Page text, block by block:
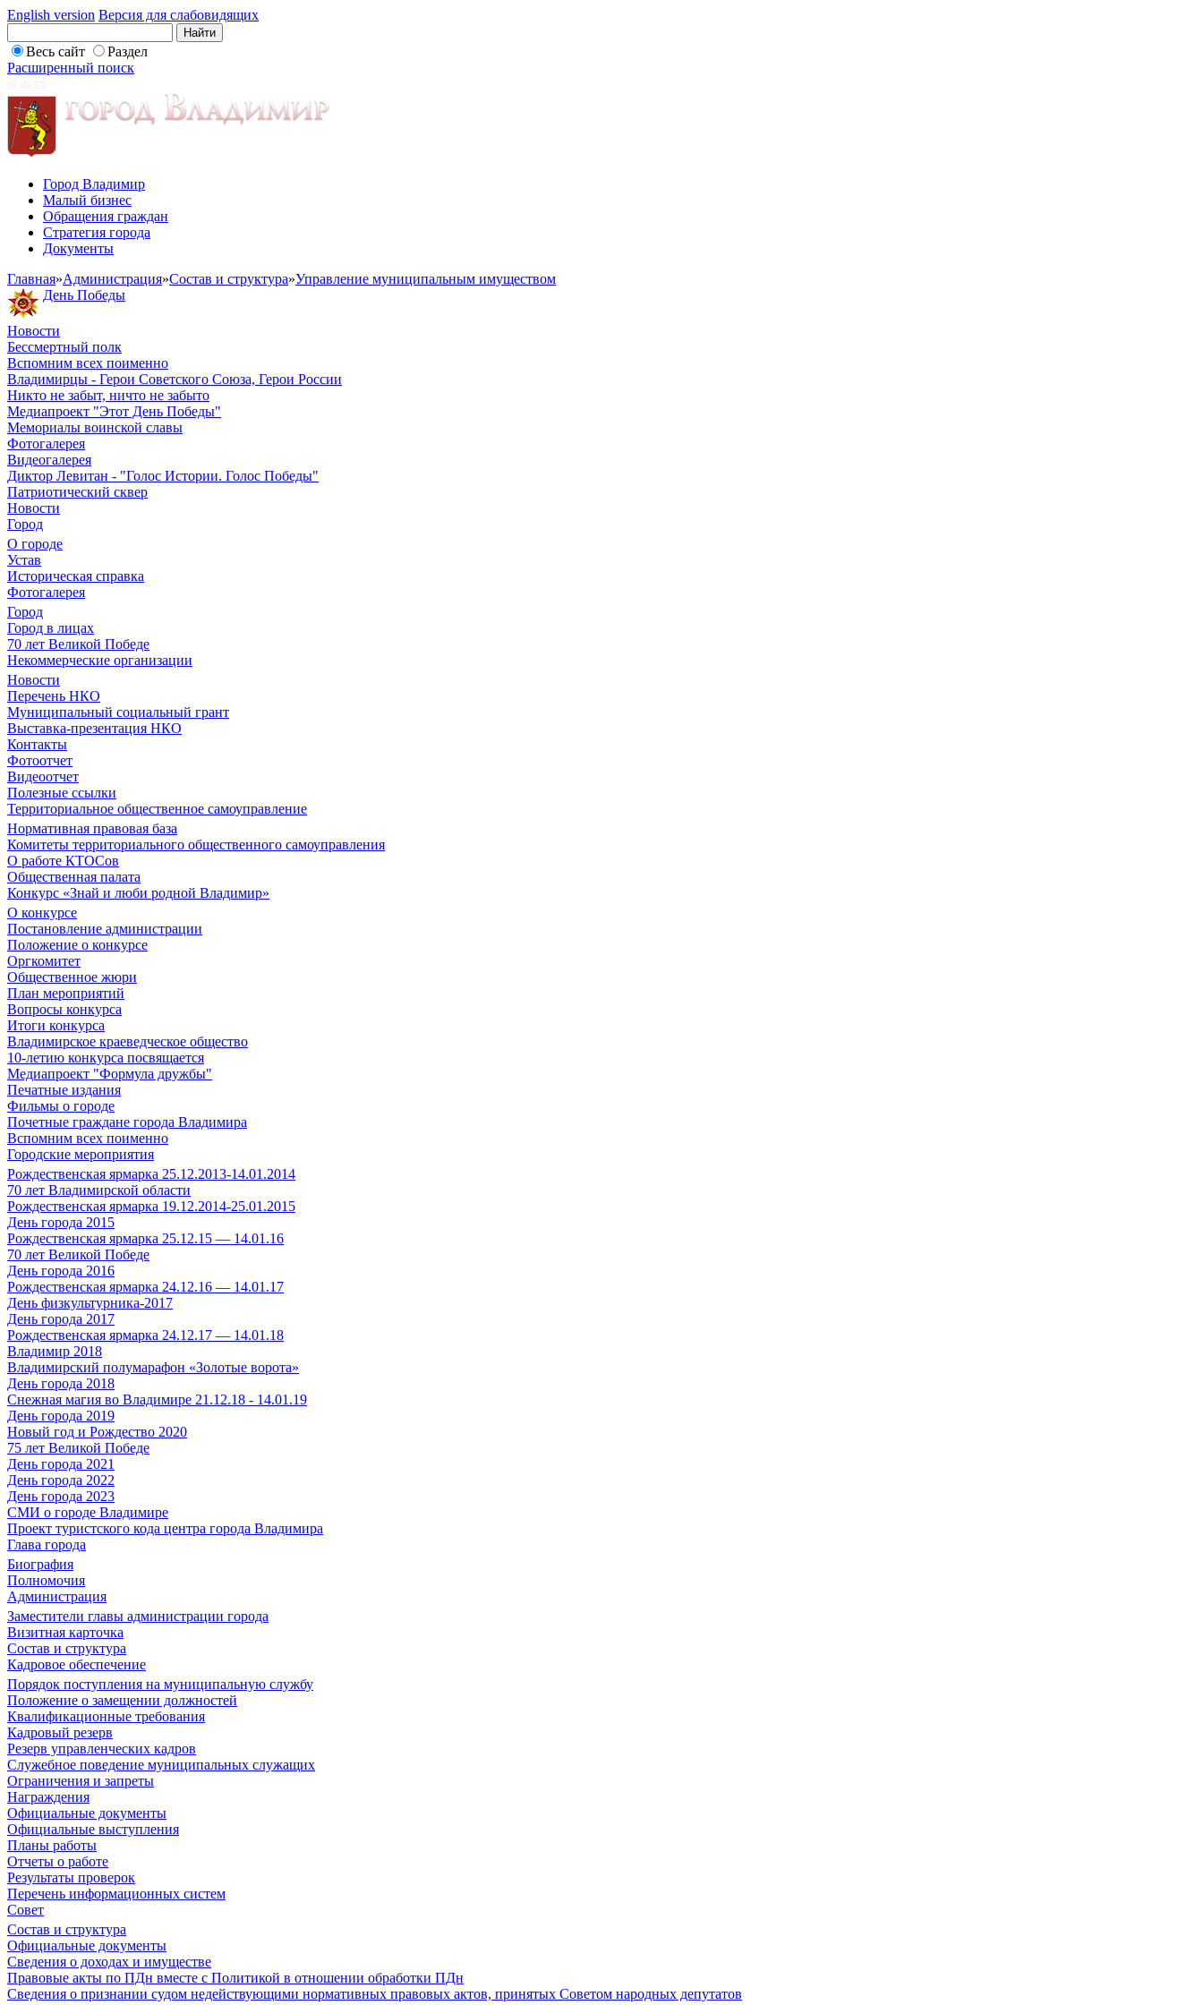
English version Версия для слабовидящих
Весь сайт
Раздел
Расширенный поиск
Город Владимир
Малый бизнес
Обращения граждан
Стратегия города
Документы
Главная»Администрация»Состав и структура»Управление муниципальным имуществом
День Победы
Новости
Бессмертный полк
Вспомним всех поименно
Владимирцы - Герои Советского Союза, Герои России
Никто не забыт, ничто не забыто
Медиапроект "Этот День Победы"
Мемориалы воинской славы
Фотогалерея
Видеогалерея
Диктор Левитан - "Голос Истории. Голос Победы"
Патриотический сквер
Новости
Город
О городе
Устав
Историческая справка
Фотогалерея
Город
Город в лицах
70 лет Великой Победе
Некоммерческие организации
Новости
Перечень НКО
Муниципальный социальный грант
Выставка-презентация НКО
Контакты
Фотоотчет
Видеоотчет
Полезные ссылки
Территориальное общественное самоуправление
Нормативная правовая база
Комитеты территориального общественного самоуправления
О работе КТОСов
Общественная палата
Конкурс «Знай и люби родной Владимир»
О конкурсе
Постановление администрации
Положение о конкурсе
Оргкомитет
Общественное жюри
План мероприятий
Вопросы конкурса
Итоги конкурса
Владимирское краеведческое общество
10-летию конкурса посвящается
Медиапроект "Формула дружбы"
Печатные издания
Фильмы о городе
Почетные граждане города Владимира
Вспомним всех поименно
Городские мероприятия
Рождественская ярмарка 25.12.2013-14.01.2014
70 лет Владимирской области
Рождественская ярмарка 19.12.2014-25.01.2015
День города 2015
Рождественская ярмарка 25.12.15 — 14.01.16
70 лет Великой Победе
День города 2016
Рождественская ярмарка 24.12.16 — 14.01.17
День физкультурника-2017
День города 2017
Рождественская ярмарка 24.12.17 — 14.01.18
Владимир 2018
Владимирский полумарафон «Золотые ворота»
День города 2018
Снежная магия во Владимире 21.12.18 - 14.01.19
День города 2019
Новый год и Рождество 2020
75 лет Великой Победе
День города 2021
День города 2022
День города 2023
СМИ о городе Владимире
Проект туристского кода центра города Владимира
Глава города
Биография
Полномочия
Администрация
Заместители главы администрации города
Визитная карточка
Состав и структура
Кадровое обеспечение
Порядок поступления на муниципальную службу
Положение о замещении должностей
Квалификационные требования
Кадровый резерв
Резерв управленческих кадров
Служебное поведение муниципальных служащих
Ограничения и запреты
Награждения
Официальные документы
Официальные выступления
Планы работы
Отчеты о работе
Результаты проверок
Перечень информационных систем
Совет
Состав и структура
Официальные документы
Сведения о доходах и имуществе
Правовые акты по ПДн вместе с Политикой в отношении обработки ПДн
Сведения о признании судом недействующими нормативных правовых актов, принятых Советом народных депутатов